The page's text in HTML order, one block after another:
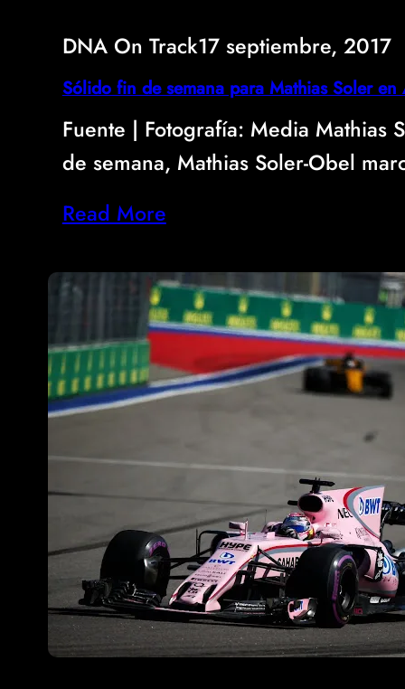
DNA On Track17 septiembre, 2017
Sólido fin de semana para Mathias Soler en
Fuente | Fotografía: Media Mathias
de semana, Mathias Soler-Obel
Read More